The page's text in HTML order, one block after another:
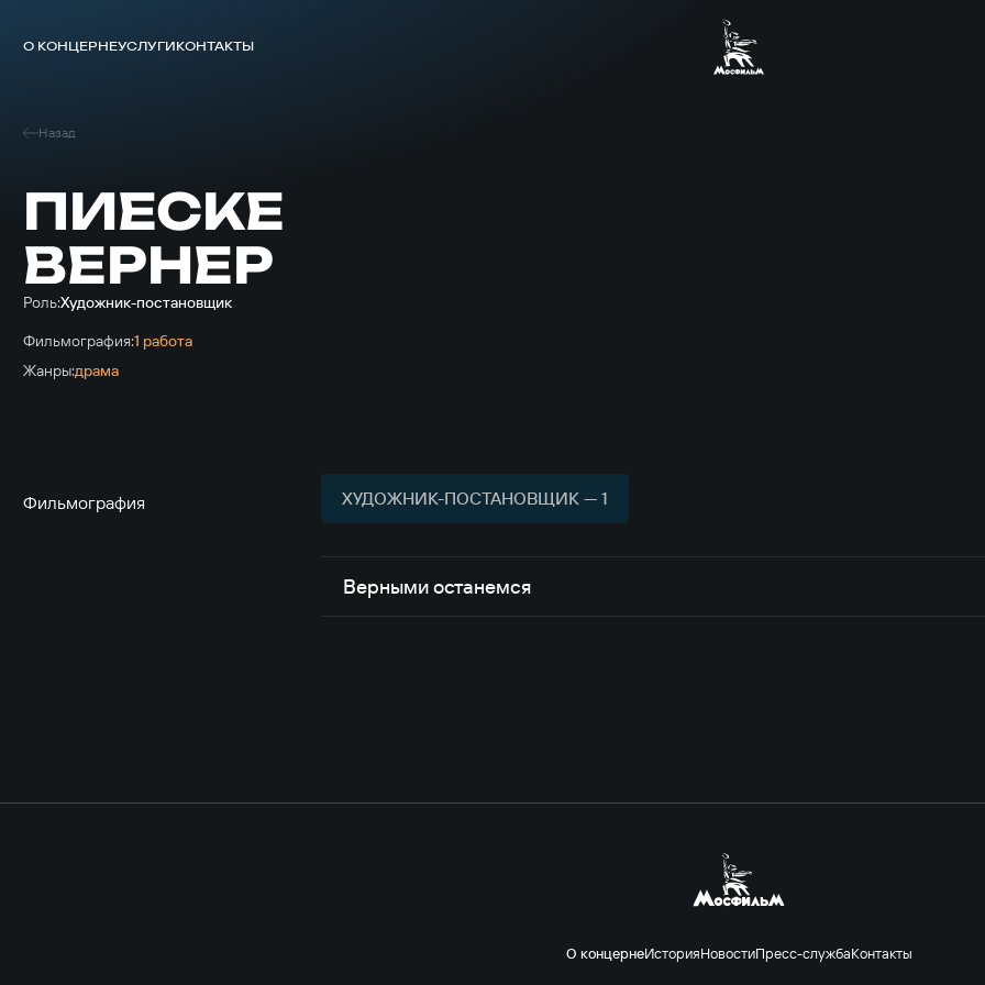
О КОНЦЕРНЕУСЛУГИКОНТАКТЫ
Назад
ПИЕСКЕ
ВЕРНЕР
Роль:Художник-постановщик
Фильмография:1 работа
Жанры:драма
Фильмография ХУДОЖНИК-ПОСТАНОВЩИК — 1
Верными останемся
О концернеИсторияНовостиПресс-службаКонтакты